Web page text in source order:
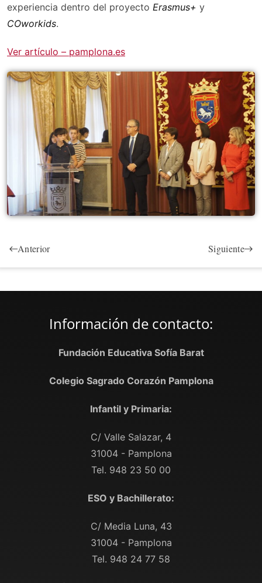
experiencia dentro del proyecto Erasmus+ y
COworkids.
Ver artículo – pamplona.es
Anterior Siguiente
Información de contacto:
Fundación Educativa Sofía Barat
Colegio Sagrado Corazón Pamplona
Infantil y Primaria:
C/ Valle Salazar, 4
31004 - Pamplona
Tel. 948 23 50 00
ESO y Bachillerato:
C/ Media Luna, 43
31004 - Pamplona
Tel. 948 24 77 58